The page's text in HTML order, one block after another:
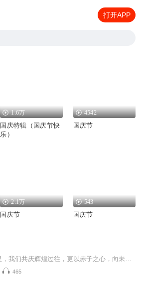
打开APP
1.6万
国庆特辑（国庆节快
乐）
4542
国庆节
2.1万
国庆节
543
国庆节
465